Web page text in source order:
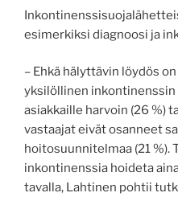
esimerkiksi diagnoosi ja
– Ehkä hälyttävin löydös
yksilöllinen
asiakkaille harvoin (26 %)
vastaajat eivät osanneet
hoitosuunnitelmaa (21 %).
inkontinenssia hoideta
tavalla, Lahtinen pohtii